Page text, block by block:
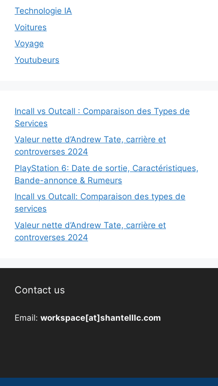
Technologie IA
Voitures
Voyage
Youtubeurs
Incall vs Outcall : Comparaison des Types de
Services
Valeur nette d’Andrew Tate, carrière et
controverses 2024
PlayStation 6: Date de sortie, Caractéristiques,
Bande-annonce & Rumeurs
Incall vs Outcall: Comparaison des types de
services
Valeur nette d’Andrew Tate, carrière et
controverses 2024
Contact us
Email: workspace[at]shantelllc.com